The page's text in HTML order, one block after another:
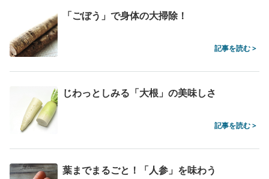
「ごぼう」で身体の大掃除！
記事を読む >
じわっとしみる「大根」の美味しさ
記事を読む >
葉までまるごと！「人参」を味わう